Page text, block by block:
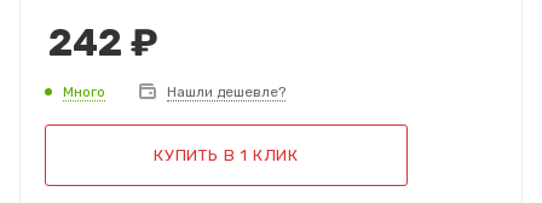
242 ₽
Много Нашли дешевле?
КУПИТЬ В 1 КЛИК